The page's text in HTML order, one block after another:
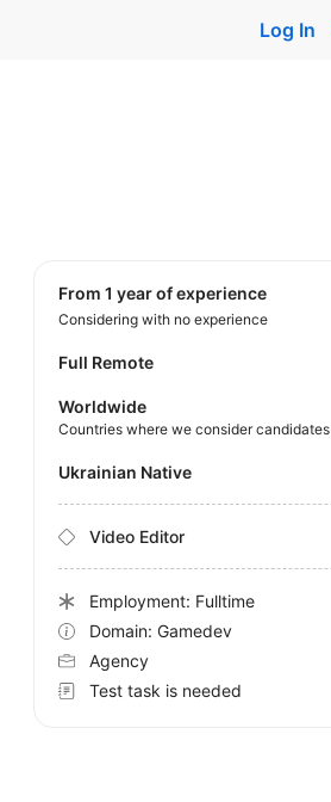
Log In
from 1 year of experience
Considering with no experience
Full Remote
Worldwide
Countries where we consider candidates
Ukrainian Native
Video Editor
Employment: Fulltime
Domain: Gamedev
Agency
Test task is needed